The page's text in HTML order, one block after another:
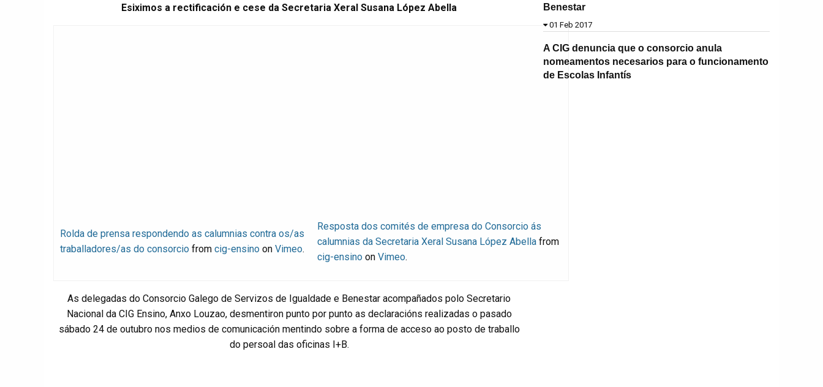
Esiximos a rectificación e cese da Secretaria Xeral Susana López Abella
Rolda de prensa respondendo as calumnias contra os/as
traballadores/as do consorcio from cig-ensino on Vimeo.
Resposta dos comités de empresa do Consorcio ás
calumnias da Secretaria Xeral Susana López Abella from
cig-ensino on Vimeo.
As delegadas do Consorcio Galego de Servizos de Igualdade e Benestar acompañados polo Secretario
Nacional da CIG Ensino, Anxo Louzao, desmentiron punto por punto as declaracións realizadas o pasado
sábado 24 de outubro nos medios de comunicación mentindo sobre a forma de acceso ao posto de traballo
do persoal das oficinas I+B.
Benestar
01 Feb 2017
A CIG denuncia que o consorcio anula
nomeamentos necesarios para o funcionamento
de Escolas Infantís